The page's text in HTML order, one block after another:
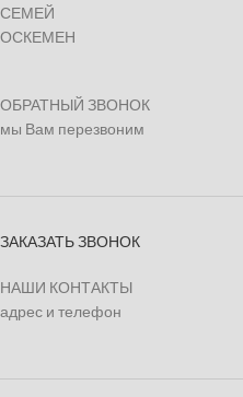
СЕМЕЙ
ОСКЕМЕН
ОБРАТНЫЙ ЗВОНОК
мы Вам перезвоним
ЗАКАЗАТЬ ЗВОНОК
НАШИ КОНТАКТЫ
адрес и телефон